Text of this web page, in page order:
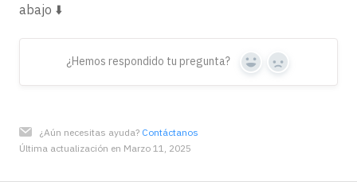
abajo ⬇️
¿Hemos respondido tu pregunta?
Yes No
¿Aún necesitas ayuda? Contáctanos
Última actualización en Marzo 11, 2025